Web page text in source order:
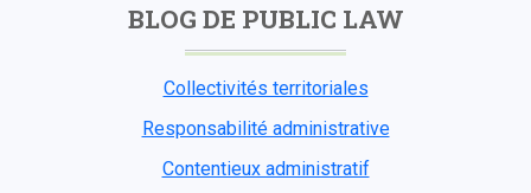
BLOG DE PUBLIC LAW
Collectivités territoriales
Responsabilité administrative
Contentieux administratif